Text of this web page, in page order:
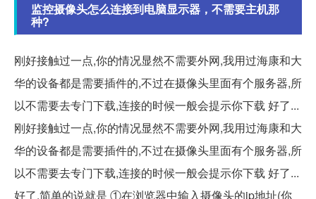
监控摄像头怎么连接到电脑显示器，不需要主机那
种?
刚好接触过一点,你的情况显然不需要外网,我用过海康和大
华的设备都是需要插件的,不过在摄像头里面有个服务器,所
以不需要去专门下载,连接的时候一般会提示你下载 好了...
刚好接触过一点,你的情况显然不需要外网,我用过海康和大
华的设备都是需要插件的,不过在摄像头里面有个服务器,所
以不需要去专门下载,连接的时候一般会提示你下载 好了...
好了,简单的说就是 ①在浏览器中输入摄像头的ip地址(你